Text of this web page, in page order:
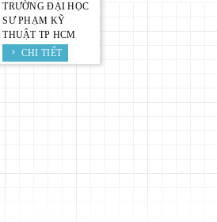
TRƯỜNG ĐẠI HỌC
SƯ PHẠM KỸ
THUẬT TP HCM
CHI TIẾT